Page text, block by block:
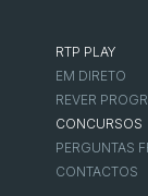
RTP PLAY
EM DIRETO
REVER
CONCURSOS
PERGUNTAS
CONTACTOS